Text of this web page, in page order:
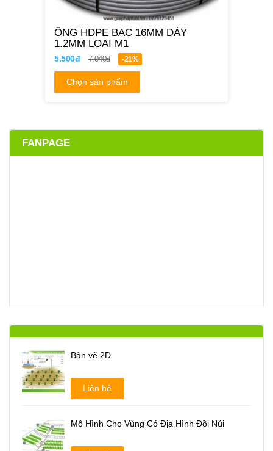
ỐNG HDPE BẠC 16MM DÀY
1.2MM LOẠI M1
5.500đ 7.040đ -21%
Chọn sản phẩm
FANPAGE
Bản vẽ 2D
Liên hệ
Mô Hình Cho Vùng Có Địa Hình Đồi Núi